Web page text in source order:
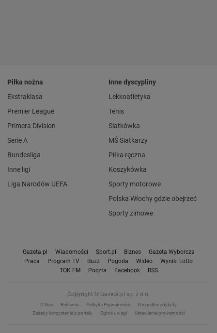
Piłka nożna
Ekstraklasa
Premier League
Primera Division
Serie A
Bundesliga
Inne ligi
Liga Narodów UEFA
Inne dyscypliny
Lekkoatletyka
Tenis
Siatkówka
MŚ Siatkarzy
Piłka ręczna
Koszykówka
Sporty motorowe
Polska Włochy gdzie obejrzeć
Sporty zimowe
Gazeta.pl Wiadomości Sport.pl Biznes
Gazeta Wyborcza
Praca
Program TV Buzz Pogoda Wideo
Wyniki Lotto
TOK FM
Poczta Facebook RSS
Copyright © Gazeta.pl sp. z o.o.
O Nas Reklama Polityka Prywatności
Wszystkie artykuły
Zasady korzystania z portalu
Zgłoś uwagi Ustawienia prywatności